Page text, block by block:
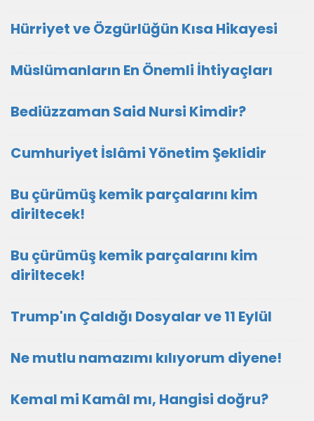
Hürriyet ve Özgürlüğün Kısa Hikayesi
Müslümanların En Önemli İhtiyaçları
Bediüzzaman Said Nursi Kimdir?
Cumhuriyet İslâmi Yönetim Şeklidir
Bu çürümüş kemik parçalarını kim
diriltecek!
Bu çürümüş kemik parçalarını kim
diriltecek!
Trump'ın Çaldığı Dosyalar ve 11 Eylül
Ne mutlu namazımı kılıyorum diyene!
Kemal mi Kamâl mı, Hangisi doğru?